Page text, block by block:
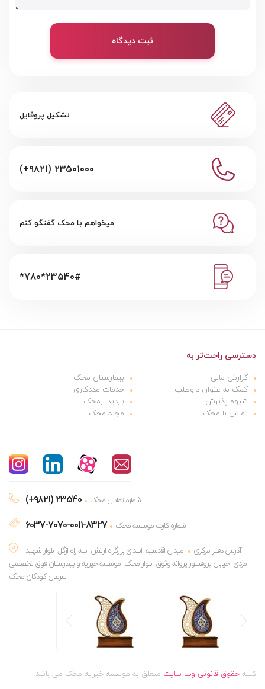
ثبت دیدگاه
تشکیل پروفایل
(+۹۸۲۱) ۲۳۵۰۱۰۰۰
میخواهم با محک گفتگو کنم
*780*23540#
دسترسی راحت‌تر به
گزارش مالی
بیمارستان محک
کمک به عنوان داوطلب
خدمات مددکاری
شیوه پذیرش
بازدید ازمحک
تماس با محک
مجله محک
(+۹۸۲۱) 23540 شماره تماس محک
6037-7070-0011-8327
شماره کارت موسسه محک
آدرس دفتر مرکزی
میدان اقدسیه- ابتدای بزرگراه ارتش- سه راه ازگل- بلوار شهید
مژدی- خیابان پروفسور پروانه وثوق- بلوار محک- موسسه خیریه و بیمارستان فوق تخصصی
سرطان کودکان محک
کلیهحقوق قانونی وب سایت متعلق به موسسه خیریه محک می باشد